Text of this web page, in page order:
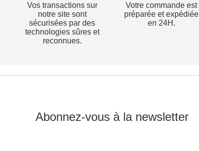
Vos transactions sur
notre site sont
sécurisées par des
technologies sûres et
reconnues.
Votre commande est
préparée et expédiée
en 24H.
Abonnez-vous à la newsletter